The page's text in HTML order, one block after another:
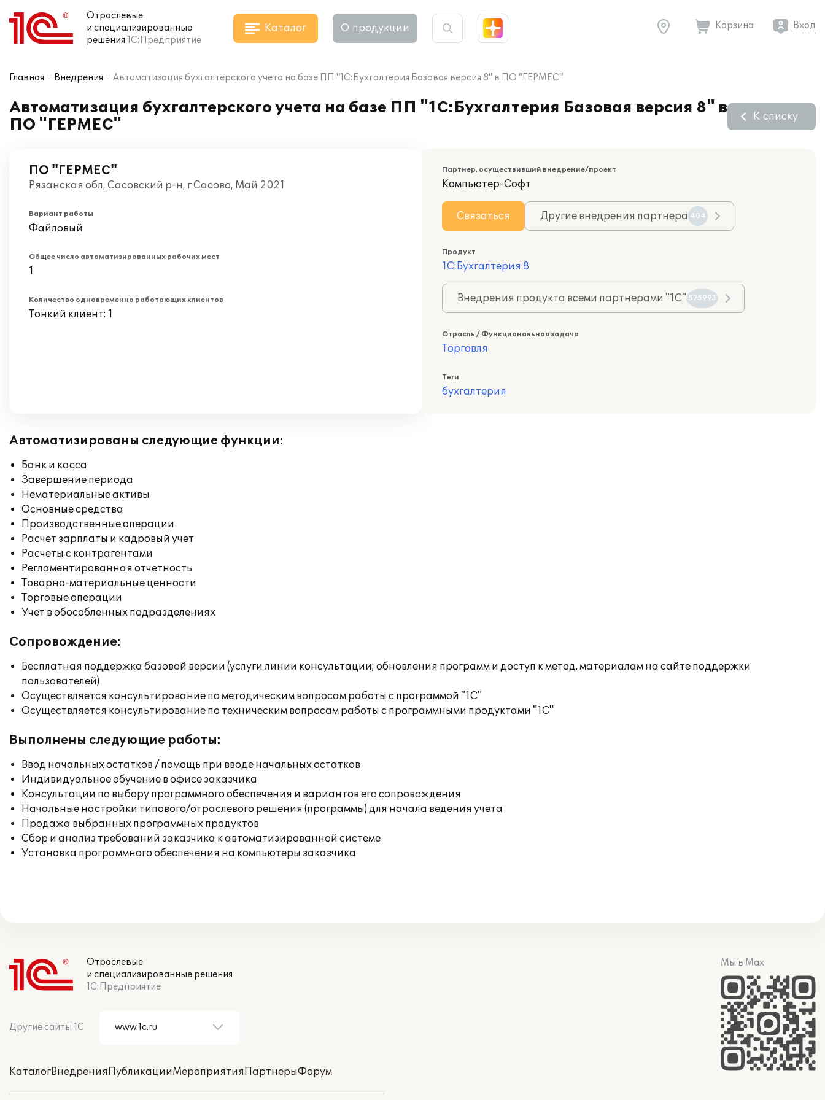
Отраслевые
и специализированные
решения 1С:Предприятие
Каталог О продукции Корзина Вход
Главная Внедрения Автоматизация бухгалтерского учета на базе ПП "1С:Бухгалтерия Базовая версия 8" в ПО "ГЕРМЕС"
Автоматизация бухгалтерского учета на базе ПП "1С:Бухгалтерия Базовая версия 8" в
ПО "ГЕРМЕС"
К списку
ПО "ГЕРМЕС"
Рязанская обл, Сасовский р-н, г Сасово, Май 2021
Вариант работы
Файловый
Общее число автоматизированных рабочих мест
1
Количество одновременно работающих клиентов
Тонкий клиент: 1
Партнер, осуществивший внедрение/проект
Компьютер-Софт
Связаться Другие внедрения партнера 404
Продукт
1С:Бухгалтерия 8
Внедрения продукта всеми партнерами "1С" 575993
Отрасль / Функциональная задача
Торговля
Теги
бухгалтерия
Автоматизированы следующие функции:
Банк и касса
Завершение периода
Нематериальные активы
Основные средства
Производственные операции
Расчет зарплаты и кадровый учет
Расчеты с контрагентами
Регламентированная отчетность
Товарно-материальные ценности
Торговые операции
Учет в обособленных подразделениях
Сопровождение:
Бесплатная поддержка базовой версии (услуги линии консультации; обновления программ и доступ к метод. материалам на сайте поддержки
пользователей)
Осуществляется консультирование по методическим вопросам работы с программой "1С"
Осуществляется консультирование по техническим вопросам работы с программными продуктами "1С"
Выполнены следующие работы:
Ввод начальных остатков / помощь при вводе начальных остатков
Индивидуальное обучение в офисе заказчика
Консультации по выбору программного обеспечения и вариантов его сопровождения
Начальные настройки типового/отраслевого решения (программы) для начала ведения учета
Продажа выбранных программных продуктов
Сбор и анализ требований заказчика к автоматизированной системе
Установка программного обеспечения на компьютеры заказчика
Отраслевые
и специализированные решения
1С:Предприятие
Другие сайты 1С
КаталогВнедренияПубликацииМероприятияПартнерыФорум
Мы в Max